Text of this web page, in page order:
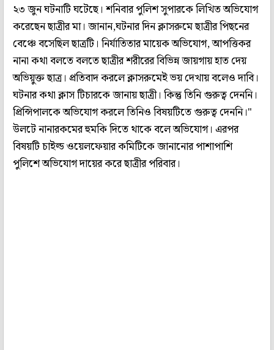
২৩ জুন ঘটনাটি ঘটেছে। শনিবার পুলিশ সুপারকে লিখিত অভিযোগ
করেছেন ছাত্রীর মা। জানান,ঘটনার দিন ক্লাসরুমে ছাত্রীর পিছনের
বেঞ্চে বসেছিল ছাত্রটি। নির্যাতিতার মায়েক অভিযোগ, আপত্তিকর
নানা কথা বলতে বলতে ছাত্রীর শরীরের বিভিন্ন জায়গায় হাত দেয়
অভিয়ুক্ত ছাত্র। প্রতিবাদ করলে ক্লাসরুমেই ভয় দেখায় বলেও দাবি।
ঘটনার কথা ক্লাস টিচারকে জানায় ছাত্রী। কিন্তু তিনি গুরুত্ব দেননি।
প্রিন্সিপালকে অভিযোগ করলে তিনিও বিষয়টিতে গুরুত্ব দেননি।"
উলটে নানারকমের হুমকি দিতে থাকে বলে অভিযোগ। এরপর
বিষয়টি চাইল্ড ওয়েলফেয়ার কমিটিকে জানানোর পাশাপাশি
পুলিশে অভিযোগ দায়ের করে ছাত্রীর পরিবার।